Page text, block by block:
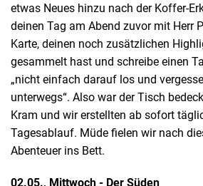
etwas Neues hinzu nach der Koffer-
deinen Tag am Abend zuvor mit Herr
Karte, deinen noch zusätzlichen
gesammelt hast und schreibe einen
„nicht einfach darauf los und
unterwegs“. Also war der Tisch
Kram und wir erstellten ab sofort
Tagesablauf. Müde fielen wir nach
Abenteuer ins Bett.
02.05., Mittwoch - Der Süden